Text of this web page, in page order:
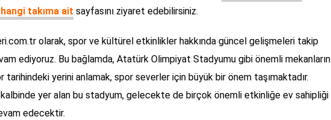
takıma ait sayfasını ziyaret edebilirsiniz.
olarak, spor ve kültürel etkinlikler hakkında güncel gelişmeleri takip
ediyoruz. Bu bağlamda, Atatürk Olimpiyat Stadyumu gibi önemli mekanların
tarihindeki yerini anlamak, spor severler için büyük bir önem taşımaktadır.
kalbinde yer alan bu stadyum, gelecekte de birçok önemli etkinliğe ev sahipliği
edecektir.